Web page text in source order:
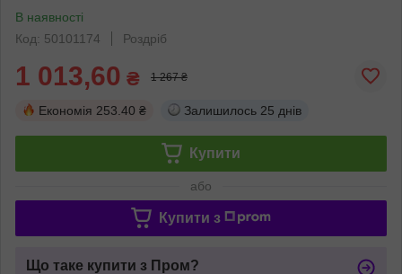
В наявності
Код: 50101174
Роздріб
1 013,60 ₴ 1 267 ₴
Економія 253.40 ₴ Залишилось 25 днів
Купити
або
Купити з
Що таке купити з Пром?